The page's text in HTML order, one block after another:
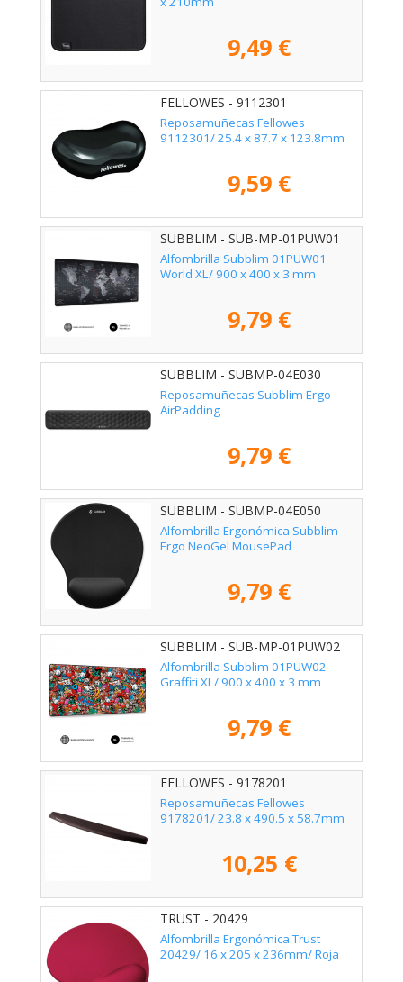
9,49 €
FELLOWES - 9112301
Reposamuñecas Fellowes
9112301/ 25.4 x 87.7 x 123.8mm
9,59 €
SUBBLIM - SUB-MP-01PUW01
Alfombrilla Subblim 01PUW01
World XL/ 900 x 400 x 3 mm
9,79 €
SUBBLIM - SUBMP-04E030
Reposamuñecas Subblim Ergo
AirPadding
9,79 €
SUBBLIM - SUBMP-04E050
Alfombrilla Ergonómica Subblim
Ergo NeoGel MousePad
9,79 €
SUBBLIM - SUB-MP-01PUW02
Alfombrilla Subblim 01PUW02
Graffiti XL/ 900 x 400 x 3 mm
9,79 €
FELLOWES - 9178201
Reposamuñecas Fellowes
9178201/ 23.8 x 490.5 x 58.7mm
10,25 €
TRUST - 20429
Alfombrilla Ergonómica Trust
20429/ 16 x 205 x 236mm/ Roja